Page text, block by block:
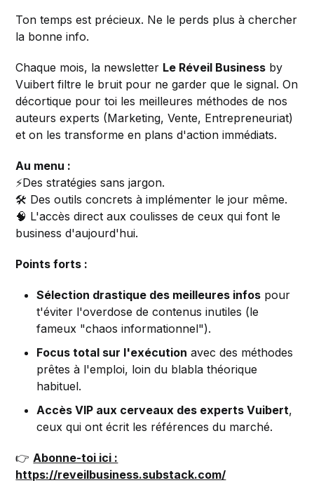
Ton temps est précieux. Ne le perds plus à chercher
la bonne info.
Chaque mois, la newsletter Le Réveil Business by
Vuibert filtre le bruit pour ne garder que le signal. On
décortique pour toi les meilleures méthodes de nos
auteurs experts (Marketing, Vente, Entrepreneuriat)
et on les transforme en plans d'action immédiats.
Au menu :
⚡️Des stratégies sans jargon.
🛠 Des outils concrets à implémenter le jour même.
🧠 L'accès direct aux coulisses de ceux qui font le
business d'aujourd'hui.
Points forts :
Sélection drastique des meilleures infos pour
t'éviter l'overdose de contenus inutiles (le
fameux "chaos informationnel").
Focus total sur l'exécution avec des méthodes
prêtes à l'emploi, loin du blabla théorique
habituel.
Accès VIP aux cerveaux des experts Vuibert,
ceux qui ont écrit les références du marché.
👉Abonne-toi ici :
https://reveilbusiness.substack.com/